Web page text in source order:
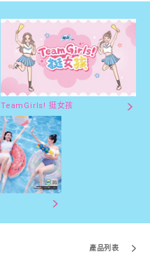
TeamGirls! 挺女孩
產品列表